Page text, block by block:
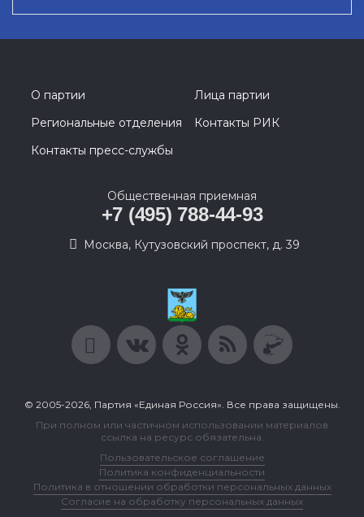
О партии
Лица партии
Региональные отделения
Контакты РИК
Контакты пресс-службы
Общественная приемная
+7 (495) 788-44-93
Москва, Кутузовский проспект, д. 39
© 2005-2026, Партия «Единая Россия». Все права защищены.
При полном или частичном использовании материалов
ссылка на ресурс обязательна.
Пользовательское соглашение
Политика конфиденциальности
Политика в отношении обработки персональных данных
Согласие на обработку персональных данных